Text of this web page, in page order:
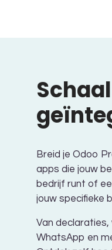
Breid je Odoo
apps die jouw
bedrijf runt of
jouw specifieke
Van
WhatsApp en